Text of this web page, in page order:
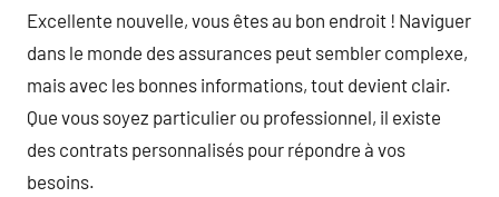
Excellente nouvelle, vous êtes au bon endroit ! Naviguer
dans le monde des assurances peut sembler complexe,
mais avec les bonnes informations, tout devient clair.
Que vous soyez particulier ou professionnel, il existe
des contrats personnalisés pour répondre à vos
besoins.